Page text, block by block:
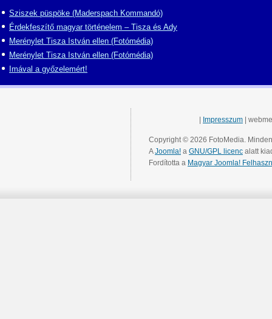
Sziszek püspöke (Maderspach Kommandó)
Érdekfeszítő magyar történelem – Tisza és Ady
Merénylet Tisza István ellen (Fotómédia)
Merénylet Tisza István ellen (Fotómédia)
Imával a győzelemért!
Impresszum |
Copyright © 2026 FotoMedia.
AJoomla! a GNU/GPL licenc alatt
Fordította a Magyar Joomla!